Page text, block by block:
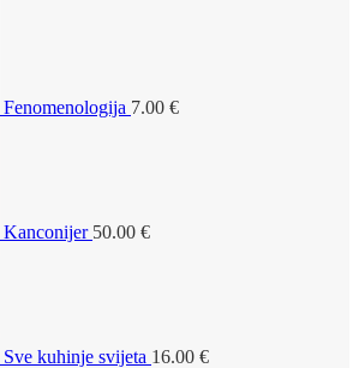
Fenomenologija 7.00 €
Kanconijer 50.00 €
Sve kuhinje svijeta 16.00 €